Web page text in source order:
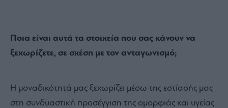
Ποια είναι αυτά τα στοιχεία που σας κάνουν να
ξεχωρίζετε, σε σχέση με τον ανταγωνισμό;
Η μοναδικότητά μας ξεχωρίζει μέσω της εστίασής μας
στη συνδυαστική προσέγγιση της ομορφιάς και υγείας